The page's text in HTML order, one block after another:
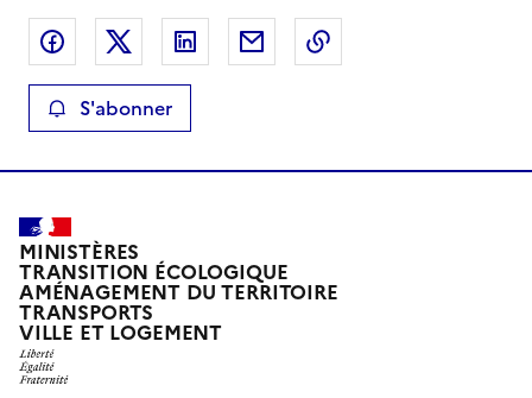
Partager sur Facebook
Partager sur XPartager sur LinkedIn
Partager par email
S'abonner
MINISTÈRES
TRANSITION ÉCOLOGIQUE
AMÉNAGEMENT DU TERRITOIRE
TRANSPORTS
VILLE ET LOGEMENT